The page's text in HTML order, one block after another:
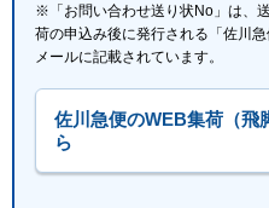
※「お問い合わせ送り状No」は、
荷の申込み後に発行される「佐川
メールに記載されています。
佐川急便のWEB集荷（飛
ら